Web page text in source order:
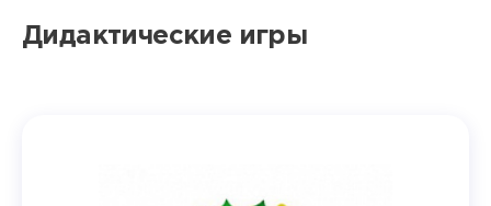
Дидактические игры